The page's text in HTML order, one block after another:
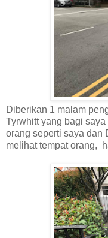
Diberikan 1 malam
Tyrwhitt yang bagi
orang seperti saya dan
melihat tempat orang,